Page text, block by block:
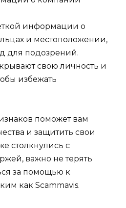
информации о
и местоположении,
для подозрений.
свою личность и
избежать
поможет вам
и защитить свои
столкнулись с
важно не терять
за помощью к
как Scammavis.